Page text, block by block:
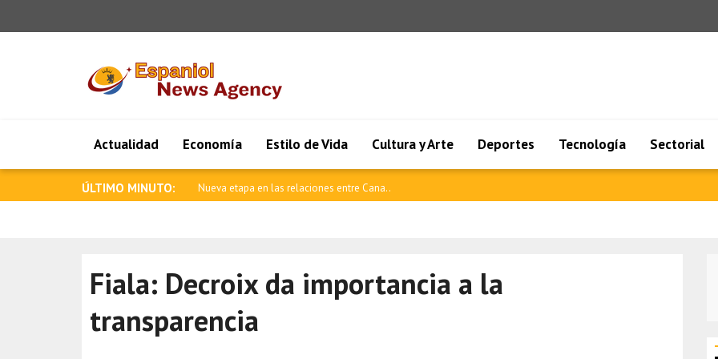
Actualidad Economía Estilo de Vida Cultura y Arte Deportes Tecnología Sectorial
ÚLTIMO MINUTO: Nueva etapa en las relaciones entre Cana..
Fiala: Decroix da importancia a la
transparencia